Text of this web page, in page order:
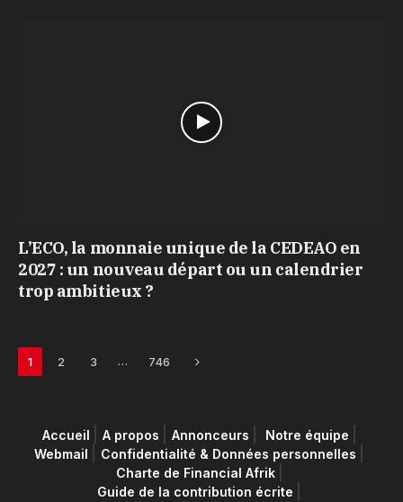
L’ECO, la monnaie unique de la CEDEAO en
2027 : un nouveau départ ou un calendrier
trop ambitieux ?
1 2 3 … 746 Next
Accueil A propos Annonceurs
Notre équipe
Webmail
Confidentialité & Données personnelles
Charte de Financial Afrik
Guide de la contribution écrite